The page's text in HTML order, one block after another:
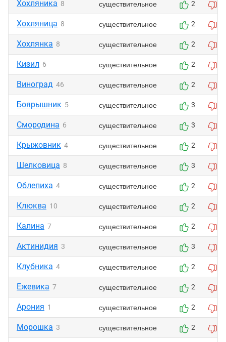
Хохляника 8 существительное 2
Хохляница 8 существительное 2
Хохлянка 8 существительное 2
Кизил 6 существительное 2
Виноград 46 существительное 2
Боярышник 5 существительное 3
Смородина 6 существительное 3
Крыжовник 4 существительное 2
Шелковица 8 существительное 3
Облепиха 4 существительное 2
Клюква 10 существительное 2
Калина 7 существительное 2
Актинидия 3 существительное 3
Клубника 4 существительное 2
Ежевика 7 существительное 2
Арония 1 существительное 2
Морошка 3 существительное 2